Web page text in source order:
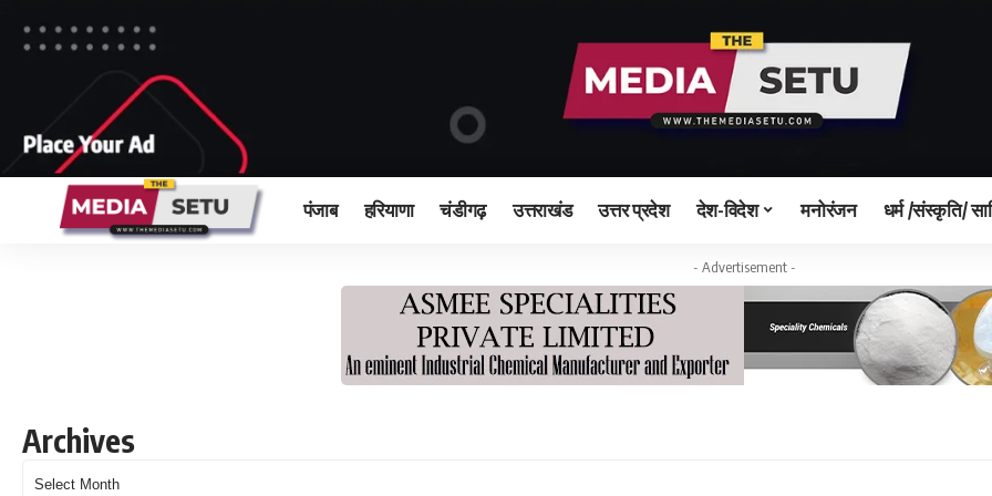
पंजाब हरियाणा चंडीगढ़ उत्तराखंड उत्तर प्रदेश देश-विदेश मनोरंजन धर्म /संस्कृति/
- Advertisement -
Archives